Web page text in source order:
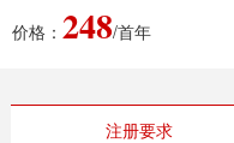
价格： 248/首年
注册要求